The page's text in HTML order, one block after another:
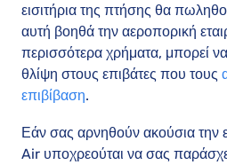
εισιτήρια της πτήσης θα
αυτή βοηθά την αεροπορική
περισσότερα χρήματα, μπορεί
θλίψη στους επιβάτες που τους
επιβίβαση.
Εάν σας αρνηθούν ακούσια την
Air υποχρεούται να σας